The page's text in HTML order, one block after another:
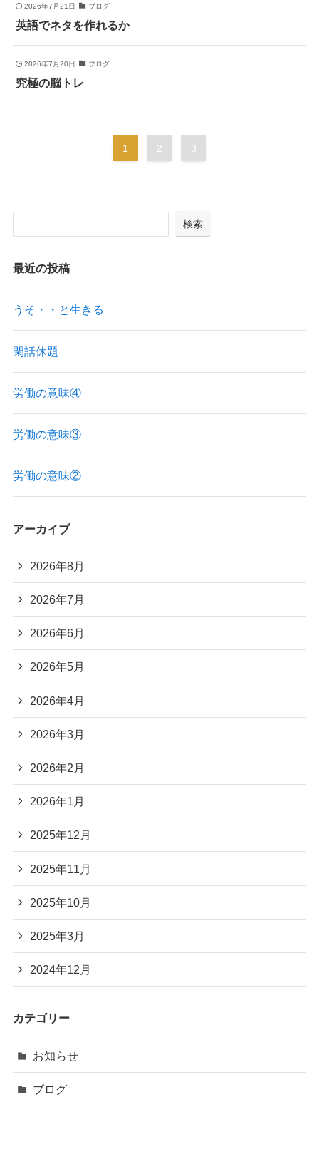
2026年7月21日 ブログ
英語でネタを作れるか
2026年7月20日 ブログ
究極の脳トレ
1 2 3
検索
最近の投稿
うそ・・と生きる
閑話休題
労働の意味④
労働の意味③
労働の意味②
アーカイブ
2026年8月
2026年7月
2026年6月
2026年5月
2026年4月
2026年3月
2026年2月
2026年1月
2025年12月
2025年11月
2025年10月
2025年3月
2024年12月
カテゴリー
お知らせ
ブログ